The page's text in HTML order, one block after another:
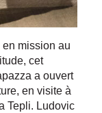
mission au
cet
a ouvert
en visite à
Tepli. Ludovic